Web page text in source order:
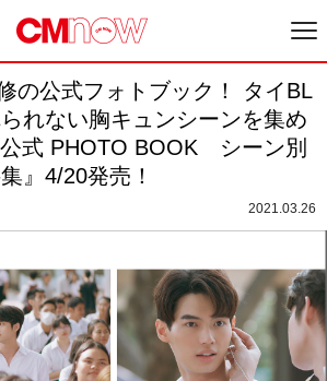
の公式フォトブック！ タイBL
れない胸キュンシーンを集め
式 PHOTO BOOK シーン別
』4/20発売！
2021.03.26